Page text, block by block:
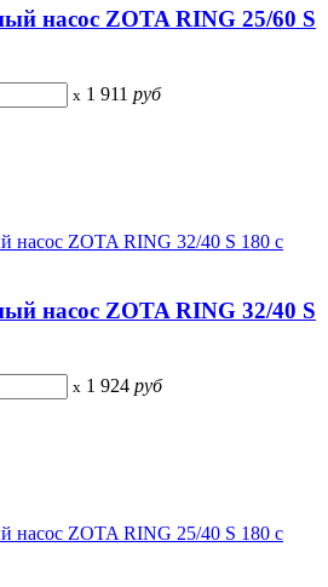
насос ZOTA RING 25/60 S
x 1 911 руб
насос ZOTA RING 32/40 S
x 1 924 руб